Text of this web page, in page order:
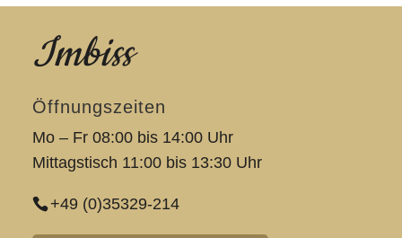
Imbiss
Öffnungszeiten
Mo – Fr 08:00 bis 14:00 Uhr
Mittagstisch 11:00 bis 13:30 Uhr
+49 (0)35329-214